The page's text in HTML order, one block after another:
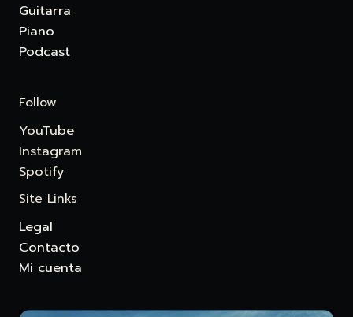
Guitarra
Piano
Podcast
Follow
YouTube
Instagram
Spotify
Site Links
Legal
Contacto
Mi cuenta